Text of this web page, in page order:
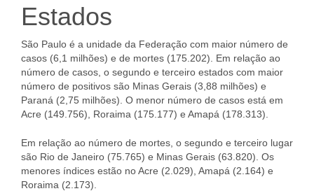
Estados
São Paulo é a unidade da Federação com maior número de
casos (6,1 milhões) e de mortes (175.202). Em relação ao
número de casos, o segundo e terceiro estados com maior
número de positivos são Minas Gerais (3,88 milhões) e
Paraná (2,75 milhões). O menor número de casos está em
Acre (149.756), Roraima (175.177) e Amapá (178.313).
Em relação ao número de mortes, o segundo e terceiro lugar
são Rio de Janeiro (75.765) e Minas Gerais (63.820). Os
menores índices estão no Acre (2.029), Amapá (2.164) e
Roraima (2.173).